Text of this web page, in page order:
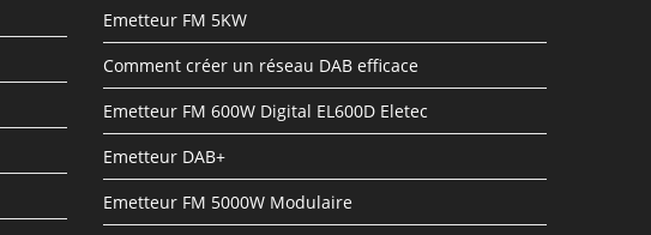
Emetteur FM 5KW
Comment créer un réseau DAB efficace
Emetteur FM 600W Digital EL600D Eletec
Emetteur DAB+
Emetteur FM 5000W Modulaire